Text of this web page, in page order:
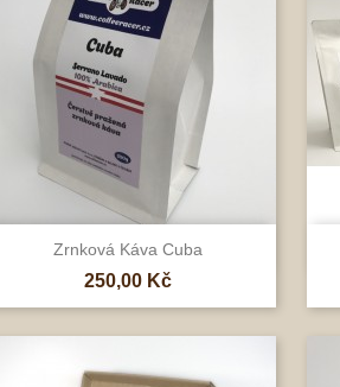
Zrnková Káva Cuba
Cena
250,00 Kč
Rychlý náhled